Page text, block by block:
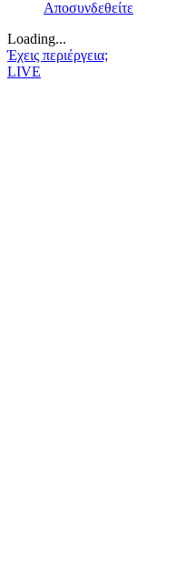
Αποσυνδεθείτε
Loading...
Έχεις περιέργεια;
LIVE